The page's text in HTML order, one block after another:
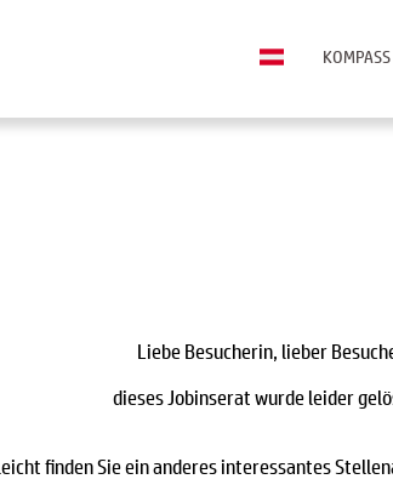
KOMPASS
Liebe Besucherin, lieber
dieses Jobinserat wurde leider
finden Sie ein anderes interessantes